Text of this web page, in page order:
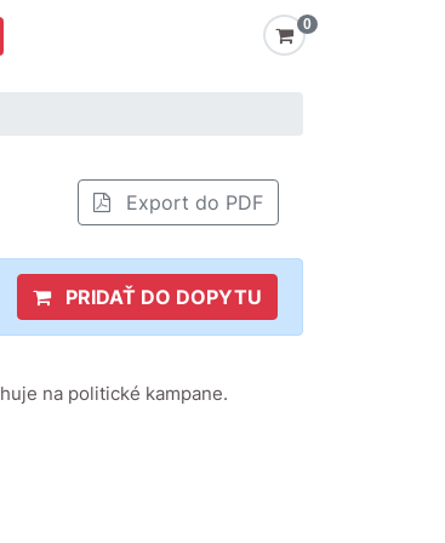
0
Export do PDF
PRIDAŤ DO DOPYTU
na politické kampane.